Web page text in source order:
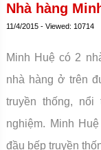
Nhà hàng
11/4/2015 - Viewed: 10714
Minh Huệ có 2
nhà hàng ở trên
truyền thống,
nghiệm. Minh
đầu bếp truyền